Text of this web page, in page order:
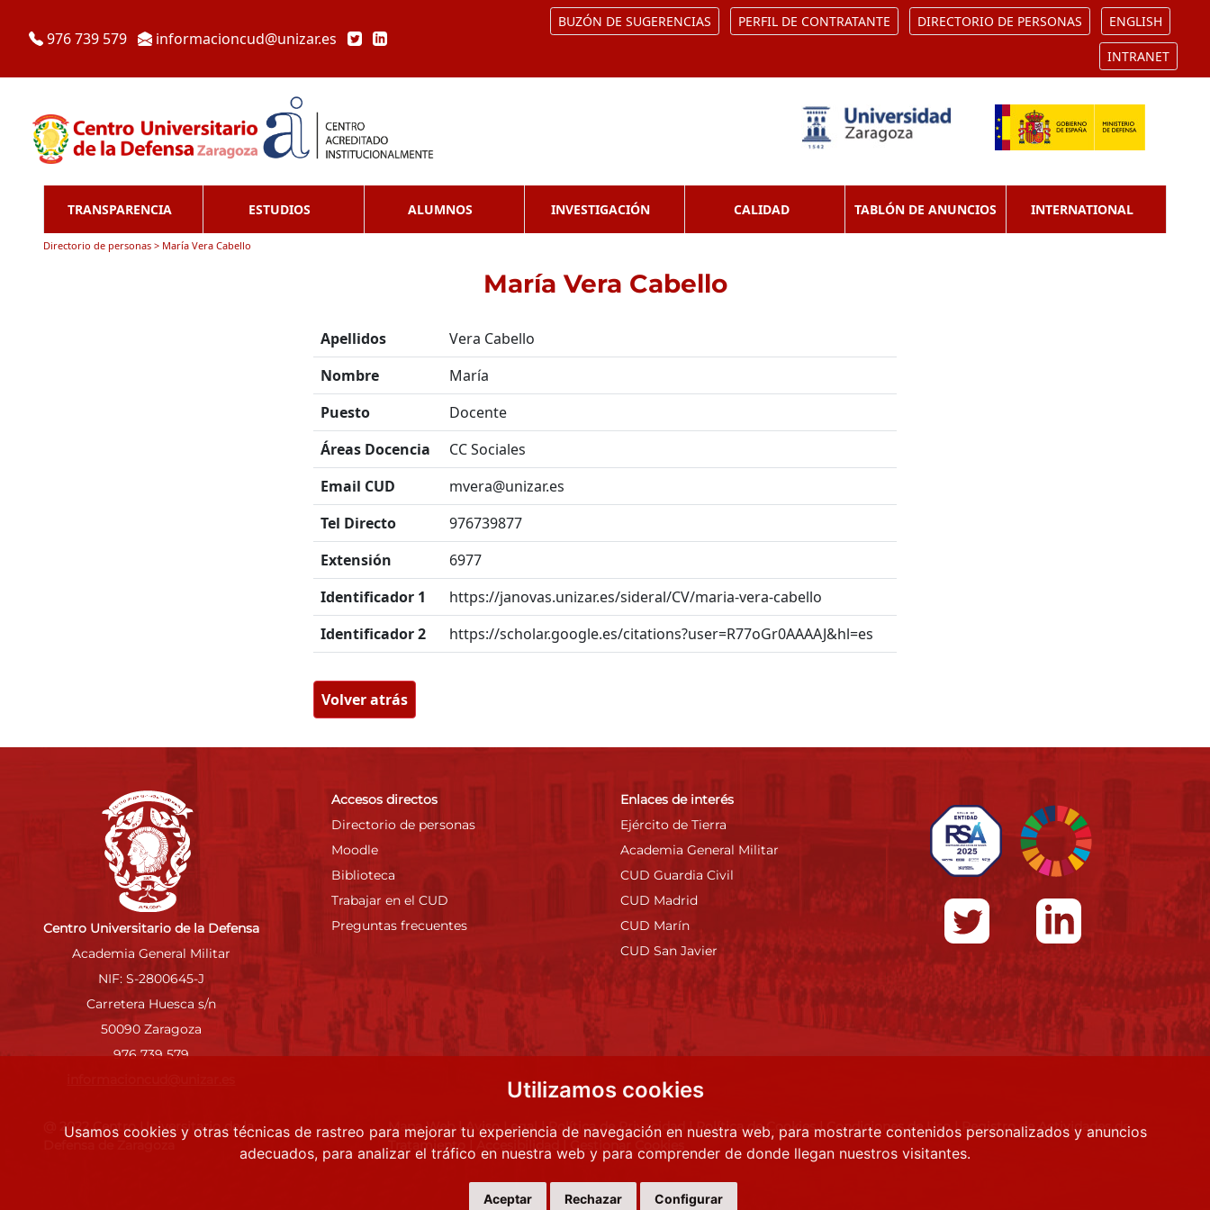
Utilizamos cookies
Usamos cookies y otras técnicas de rastreo para mejorar tu experiencia de navegación en nuestra web, para mostrarte contenidos personalizados y anuncios
adecuados, para analizar el tráfico en nuestra web y para comprender de donde llegan nuestros visitantes.
Aceptar Rechazar Configurar
976 739 579 informacioncud@unizar.es
BUZÓN DE SUGERENCIAS PERFIL DE CONTRATANTE DIRECTORIO DE PERSONAS ENGLISH
INTRANET
TRANSPARENCIA ESTUDIOS ALUMNOS INVESTIGACIÓN CALIDAD TABLÓN DE ANUNCIOS INTERNATIONAL
Directorio de personas > María Vera Cabello
María Vera Cabello
Apellidos
Vera Cabello
Nombre
María
Puesto
Docente
Áreas Docencia
CC Sociales
Email CUD
mvera@unizar.es
Tel Directo
976739877
Extensión
6977
Identificador 1
https://janovas.unizar.es/sideral/CV/maria-vera-cabello
Identificador 2
https://scholar.google.es/citations?user=R77oGr0AAAAJ&hl=es
Volver atrás
Centro Universitario de la Defensa
Academia General Militar
NIF: S-2800645-J
Carretera Huesca s/n
50090 Zaragoza
976 739 579
Accesos directos
Directorio de personas
Moodle
Biblioteca
Trabajar en el CUD
Preguntas frecuentes
Enlaces de interés
Ejército de Tierra
Academia General Militar
CUD Guardia Civil
CUD Madrid
CUD Marín
CUD San Javier
@ 2022 Centro Universitario de la
Mapa Web|Aviso Legal|Política de Privacidad |Política de Cookies|Condiciones de Uso| Registro de Actividades de
Tratamiento
Accesibilidad Gestionar Cookies